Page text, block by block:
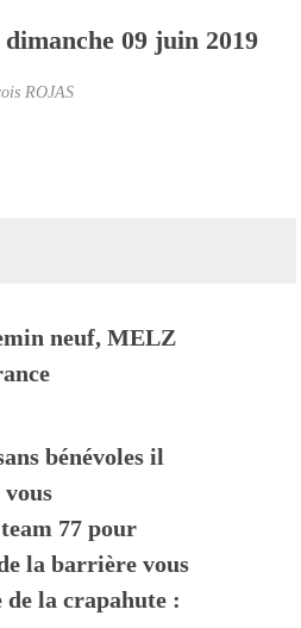
dimanche 09 juin 2019
ROJAS
neuf, MELZ
bénévoles il
vous
77 pour
la barrière vous
de la crapahute :